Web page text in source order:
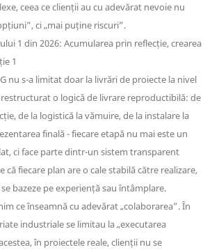
ceea ce clienții au cu adevărat nevoie nu
ci „mai puține riscuri”.
nu s-a limitat doar la livrări de proiecte la nivel
o logică de livrare reproductibilă: de
de la logistică la vămuire, de la instalare la
finală - fiecare etapă nu mai este un
ci face parte dintr-un sistem transparent
că fiecare plan are o cale stabilă către realizare,
bazeze pe experiență sau întâmplare.
ce înseamnă cu adevărat „colaborarea”. În
industriale se limitau la „executarea
în proiectele reale, clienții nu se